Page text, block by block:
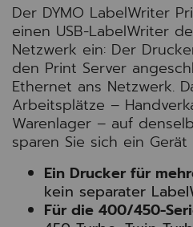
Der DYMO LabelWriter
einen USB-LabelWriter
Netzwerk ein: Der
den Print Server
Ethernet ans Netzwerk.
Arbeitsplätze –
Warenlager – auf
sparen Sie sich ein
Ein Drucker für
kein separater
Für die 400/450-